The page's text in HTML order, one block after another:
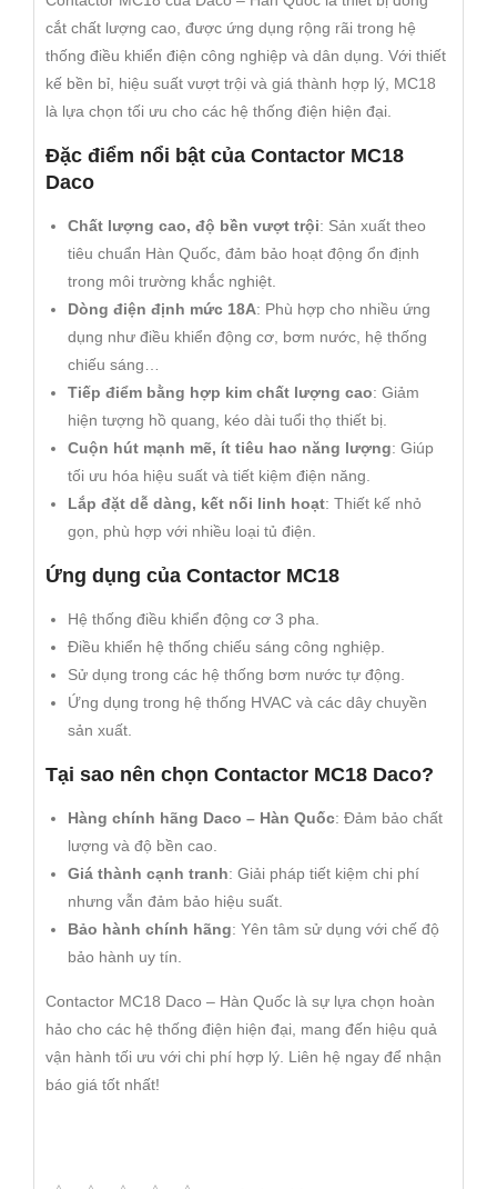
cắt chất lượng cao, được ứng dụng rộng rãi trong hệ
thống điều khiển điện công nghiệp và dân dụng. Với thiết
kế bền bỉ, hiệu suất vượt trội và giá thành hợp lý, MC18
là lựa chọn tối ưu cho các hệ thống điện hiện đại.
Đặc điểm nổi bật của Contactor MC18
Daco
Chất lượng cao, độ bền vượt trội: Sản xuất theo
tiêu chuẩn Hàn Quốc, đảm bảo hoạt động ổn định
trong môi trường khắc nghiệt.
Dòng điện định mức 18A: Phù hợp cho nhiều ứng
dụng như điều khiển động cơ, bơm nước, hệ thống
chiếu sáng…
Tiếp điểm bằng hợp kim chất lượng cao: Giảm
hiện tượng hồ quang, kéo dài tuổi thọ thiết bị.
Cuộn hút mạnh mẽ, ít tiêu hao năng lượng: Giúp
tối ưu hóa hiệu suất và tiết kiệm điện năng.
Lắp đặt dễ dàng, kết nối linh hoạt: Thiết kế nhỏ
gọn, phù hợp với nhiều loại tủ điện.
Ứng dụng của Contactor MC18
Hệ thống điều khiển động cơ 3 pha.
Điều khiển hệ thống chiếu sáng công nghiệp.
Sử dụng trong các hệ thống bơm nước tự động.
Ứng dụng trong hệ thống HVAC và các dây chuyền
sản xuất.
Tại sao nên chọn Contactor MC18 Daco?
Hàng chính hãng Daco – Hàn Quốc: Đảm bảo chất
lượng và độ bền cao.
Giá thành cạnh tranh: Giải pháp tiết kiệm chi phí
nhưng vẫn đảm bảo hiệu suất.
Bảo hành chính hãng: Yên tâm sử dụng với chế độ
bảo hành uy tín.
Contactor MC18 Daco – Hàn Quốc là sự lựa chọn hoàn
hảo cho các hệ thống điện hiện đại, mang đến hiệu quả
vận hành tối ưu với chi phí hợp lý. Liên hệ ngay để nhận
báo giá tốt nhất!